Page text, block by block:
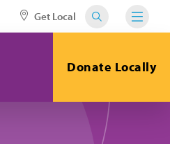
Get Local
Donate Locally